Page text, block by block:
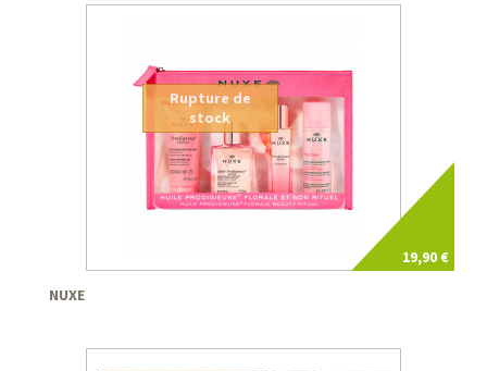
19,90 €
Rupture de
stock
NUXE